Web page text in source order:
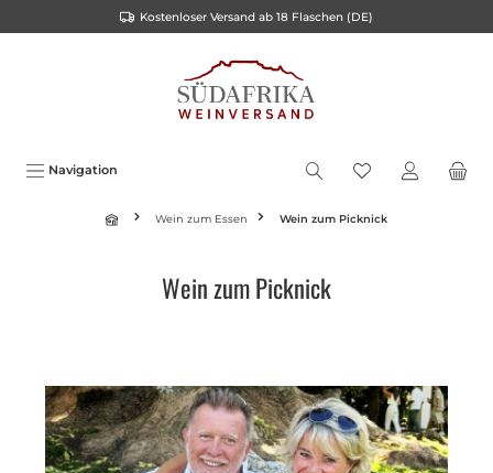
Kostenloser Versand ab 18 Flaschen (DE)
Navigation
Wein zum Essen Wein zum Picknick
Wein zum Picknick